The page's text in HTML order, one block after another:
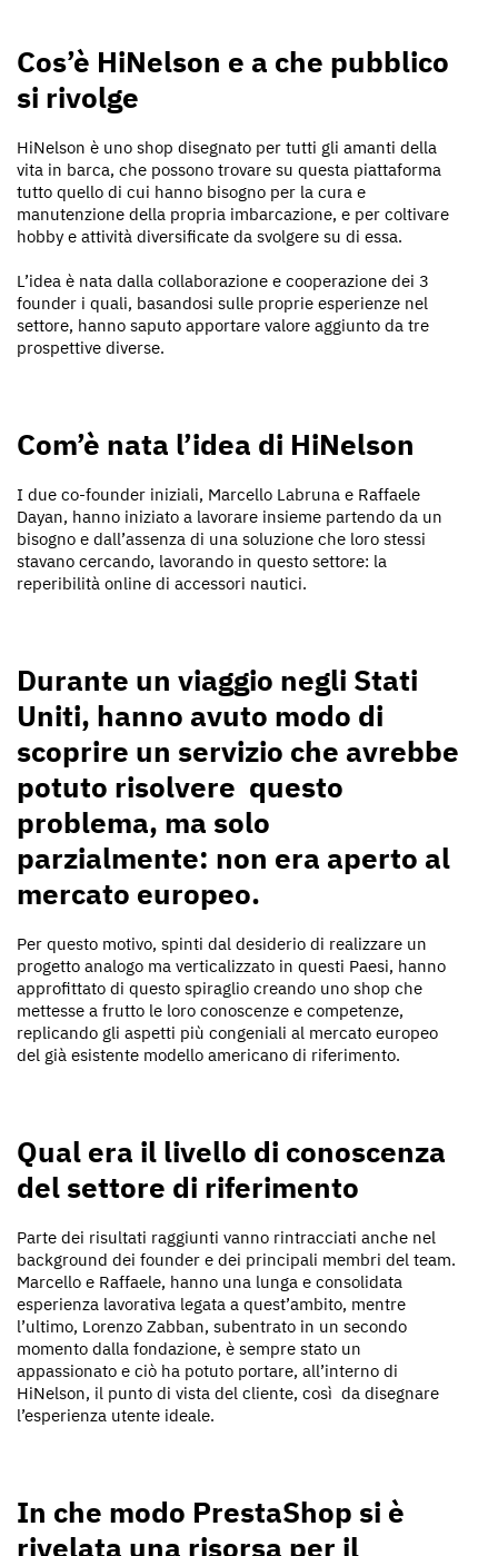
Cos’è HiNelson e a che pubblico
si rivolge
HiNelson è uno shop disegnato per tutti gli amanti della
vita in barca, che possono trovare su questa piattaforma
tutto quello di cui hanno bisogno per la cura e
manutenzione della propria imbarcazione, e per coltivare
hobby e attività diversificate da svolgere su di essa.
L’idea è nata dalla collaborazione e cooperazione dei 3
founder i quali, basandosi sulle proprie esperienze nel
settore, hanno saputo apportare valore aggiunto da tre
prospettive diverse.
Com’è nata l’idea di HiNelson
I due co-founder iniziali, Marcello Labruna e Raffaele
Dayan, hanno iniziato a lavorare insieme partendo da un
bisogno e dall’assenza di una soluzione che loro stessi
stavano cercando, lavorando in questo settore: la
reperibilità online di accessori nautici.
Durante un viaggio negli Stati
Uniti, hanno avuto modo di
scoprire un servizio che avrebbe
potuto risolvere questo
problema, ma solo
parzialmente: non era aperto al
mercato europeo.
Per questo motivo, spinti dal desiderio di realizzare un
progetto analogo ma verticalizzato in questi Paesi, hanno
approfittato di questo spiraglio creando uno shop che
mettesse a frutto le loro conoscenze e competenze,
replicando gli aspetti più congeniali al mercato europeo
del già esistente modello americano di riferimento.
Qual era il livello di conoscenza
del settore di riferimento
Parte dei risultati raggiunti vanno rintracciati anche nel
background dei founder e dei principali membri del team.
Marcello e Raffaele, hanno una lunga e consolidata
esperienza lavorativa legata a quest’ambito, mentre
l’ultimo, Lorenzo Zabban, subentrato in un secondo
momento dalla fondazione, è sempre stato un
appassionato e ciò ha potuto portare, all’interno di
HiNelson, il punto di vista del cliente, così da disegnare
l’esperienza utente ideale.
In che modo PrestaShop si è
rivelata una risorsa per il